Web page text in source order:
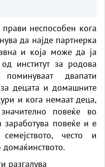
неспособен кога
да најде партнерка
и која може да ја
институт за родова
двапати
децата и домашните
и кога немаат деца,
повеќе во
повеќе и е
често и
разгалува